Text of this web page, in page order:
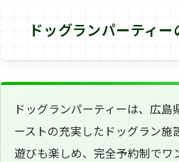
ドッグランパーティ
ドッグランパーティーは、広
ーストの充実したドッグラン施
遊びも楽しめ、完全予約制でワ